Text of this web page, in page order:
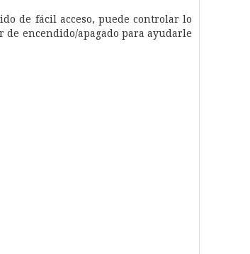
de fácil acceso, puede controlar lo
encendido/apagado para ayudarle